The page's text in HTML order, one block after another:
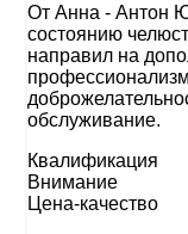
От Анна - Антон
состоянию
направил на
обслуживание.
Квалификация
Внимание
Цена-качество